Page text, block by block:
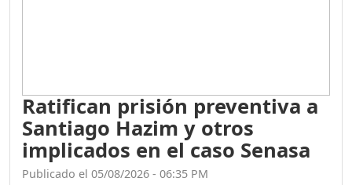
Ratifican prisión preventiva a
Santiago Hazim y otros
implicados en el caso Senasa
Publicado el 05/08/2026 - 06:35 PM